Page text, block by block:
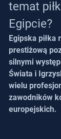
temat
Egipcie?
Egipska piłka
prestiżową
silnymi
Świata i
wielu
zawodników
europejskich.